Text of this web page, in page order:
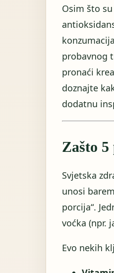
Osim što
probavnog
pronaći
doznajte
dodatnu
Zašto
Svjetska
unosi
porcija“.
voćka (npr.
Evo nekih